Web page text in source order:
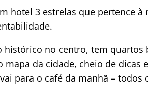
hotel 3 estrelas que pertence
histórico no centro, tem
mapa da cidade, cheio de dicas
para o café da manhã –